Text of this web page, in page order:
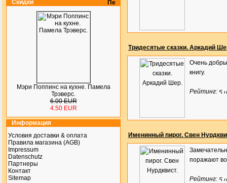
Скидки
Мэри Поппинс на кухне. Памела
Трэверс.
6.00 EUR
4.50 EUR
Информация
Условия доставки & оплата
Правила магазина (AGB)
Impressum
Datenschutz
Партнеры
Контакт
Sitemap
Тридесятые сказки. Аркадий
Очень
книгу.
Рейтинг:
Именинный пирог. Свен
поражают
Рейтинг: